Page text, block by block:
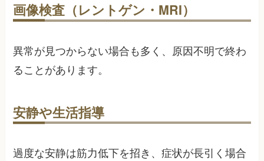
画像検査（レントゲン・MRI）
異常が見つからない場合も多く、原因不明で終わ
ることがあります。
安静や生活指導
過度な安静は筋力低下を招き、症状が長引く場合